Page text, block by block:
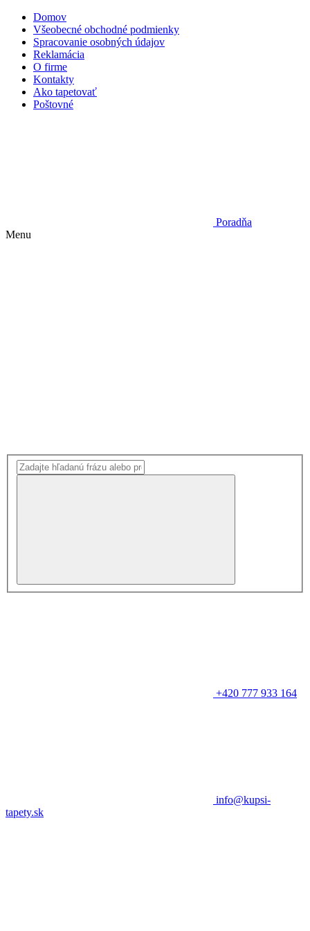
Domov
Všeobecné obchodné podmienky
Spracovanie osobných údajov
Reklamácia
O firme
Kontakty
Ako tapetovať
Poštovné
Poradňa
Menu
+420 777 933 164
info@kupsi-
tapety.sk